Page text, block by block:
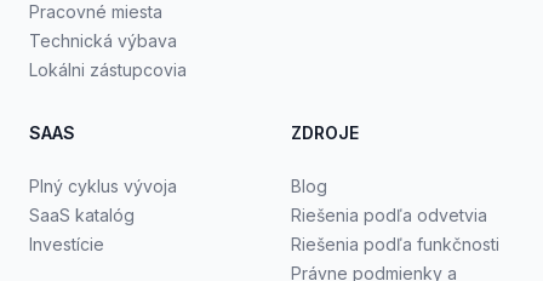
Pracovné miesta
Technická výbava
Lokálni zástupcovia
SAAS
Plný cyklus vývoja
SaaS katalóg
Investície
ZDROJE
Blog
Riešenia podľa odvetvia
Riešenia podľa funkčnosti
Právne podmienky a